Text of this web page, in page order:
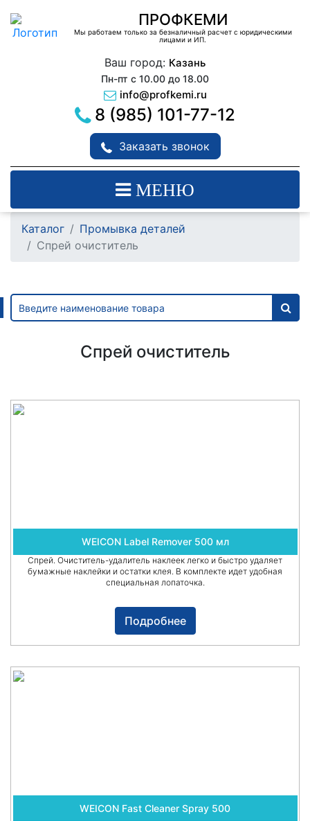
ПРОФКЕМИ
Мы работаем только за безналичный расчет с юридическими
лицами и ИП.
Ваш город: Казань
Пн-пт с 10.00 до 18.00
info@profkemi.ru
8 (985) 101-77-12
Заказать звонок
МЕНЮ
Каталог
Промывка деталей
Спрей очиститель
Спрей очиститель
WEICON Label Remover 500 мл
Спрей. Очиститель-удалитель наклеек легко и быстро удаляет
бумажные наклейки и остатки клея. В комплекте идет удобная
специальная лопаточка.
Подробнее
WEICON Fast Cleaner Spray 500